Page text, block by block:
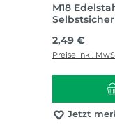
M18
Regulärer
2,49 €
Preise inkl.
Jetzt